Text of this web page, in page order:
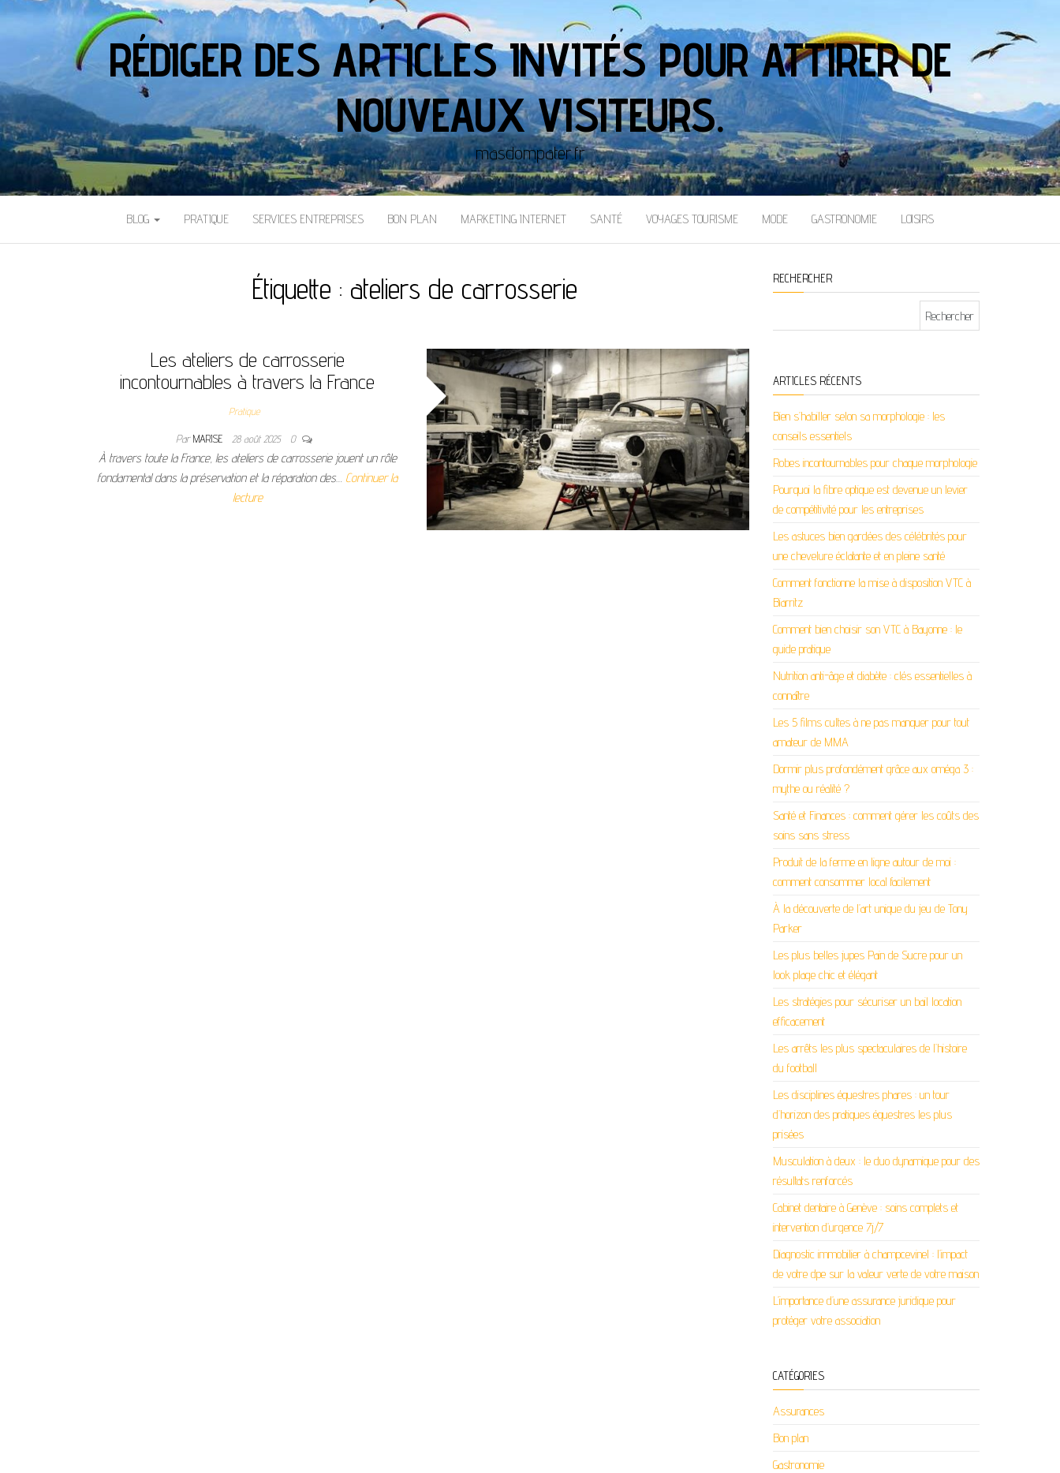
RÉDIGER DES ARTICLES INVITÉS POUR ATTIRER DE
NOUVEAUX VISITEURS.
masdompater.fr
BLOG PRATIQUE SERVICES ENTREPRISES BON PLAN MARKETING INTERNET SANTÉ VOYAGES TOURISME MODE GASTRONOMIE LOISIRS
Étiquette : ateliers de carrosserie
Les ateliers de carrosserie
incontournables à travers la France
Pratique
ParMARISE 28 août 2025 0
À travers toute la France, les ateliers de carrosserie jouent un rôle
fondamental dans la préservation et la réparation des… Continuer la
lecture
RECHERCHER
ARTICLES RÉCENTS
Bien s’habiller selon sa morphologie : les
conseils essentiels
Robes incontournables pour chaque morphologie
Pourquoi la fibre optique est devenue un levier
de compétitivité pour les entreprises
Les astuces bien gardées des célébrités pour
une chevelure éclatante et en pleine santé
Comment fonctionne la mise à disposition VTC à
Biarritz
Comment bien choisir son VTC à Bayonne : le
guide pratique
Nutrition anti-âge et diabète : clés essentielles à
connaître
Les 5 films cultes à ne pas manquer pour tout
amateur de MMA
Dormir plus profondément grâce aux oméga 3 :
mythe ou réalité ?
Santé et Finances : comment gérer les coûts des
soins sans stress
Produit de la ferme en ligne autour de moi :
comment consommer local facilement
À la découverte de l’art unique du jeu de Tony
Parker
Les plus belles jupes Pain de Sucre pour un
look plage chic et élégant
Les stratégies pour sécuriser un bail location
efficacement
Les arrêts les plus spectaculaires de l’histoire
du football
Les disciplines équestres phares : un tour
d’horizon des pratiques équestres les plus
prisées
Musculation à deux : le duo dynamique pour des
résultats renforcés
Cabinet dentaire à Genève : soins complets et
intervention d’urgence 7j/7
Diagnostic immobilier à champcevinel : l’impact
de votre dpe sur la valeur verte de votre maison
L’importance d’une assurance juridique pour
protéger votre association
CATÉGORIES
Assurances
Bon plan
Gastronomie